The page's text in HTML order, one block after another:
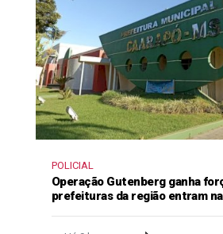
POLICIAL
Operação Gutenberg ganha
prefeituras da região entram